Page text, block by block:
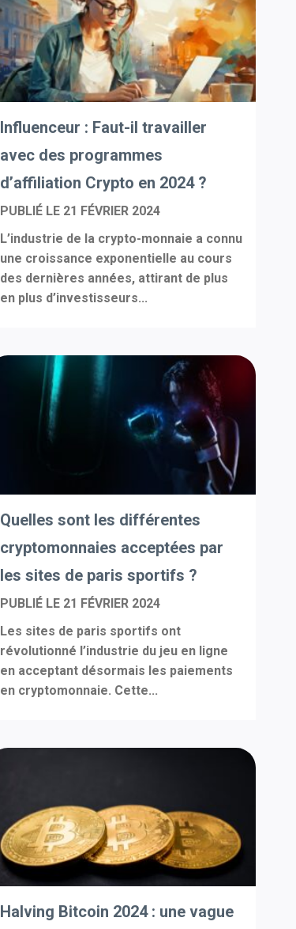
Influenceur : Faut-il travailler
avec des programmes
d’affiliation Crypto en 2024 ?
PUBLIÉ LE 21 FÉVRIER 2024
L’industrie de la crypto-monnaie a connu
une croissance exponentielle au cours
des dernières années, attirant de plus
en plus d’investisseurs...
Quelles sont les différentes
cryptomonnaies acceptées par
les sites de paris sportifs ?
PUBLIÉ LE 21 FÉVRIER 2024
Les sites de paris sportifs ont
révolutionné l’industrie du jeu en ligne
en acceptant désormais les paiements
en cryptomonnaie. Cette...
Halving Bitcoin 2024 : une vague